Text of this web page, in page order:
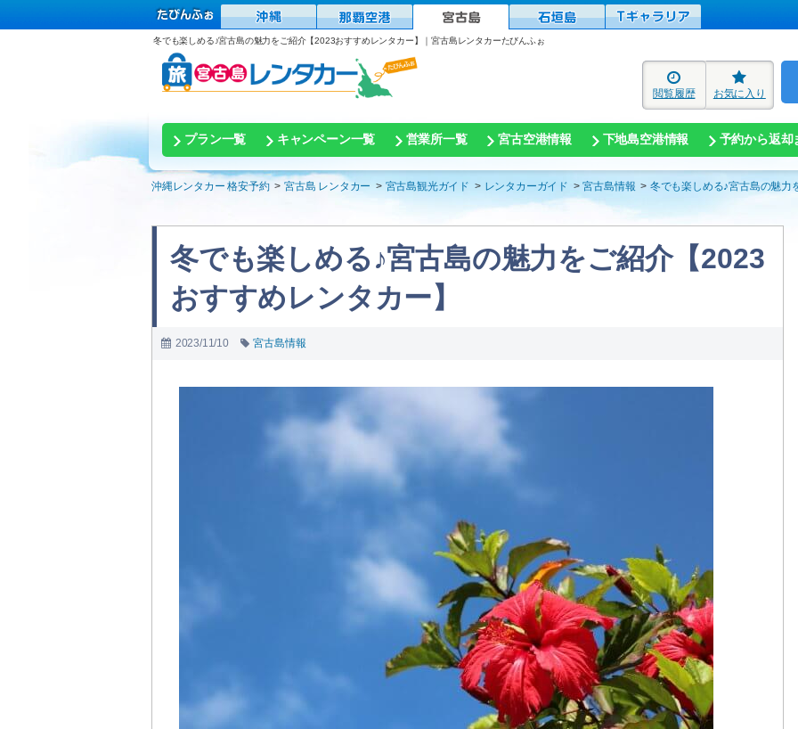
冬でも楽しめる♪宮古島の魅力をご紹介【2023おすすめレンタカー】｜宮古島レンタカーたびんふぉ
閲覧履歴 お気に入り
プラン一覧 キャンペーン一覧 営業所一覧 宮古空港情報 下地島空港情報 予約から返却
沖縄レンタカー 格安予約 宮古島 レンタカー 宮古島観光ガイド レンタカーガイド 宮古島情報 冬でも楽しめる♪宮古島の魅力
冬でも楽しめる♪宮古島の魅力をご紹介【2023
おすすめレンタカー】
2023/11/10 宮古島情報